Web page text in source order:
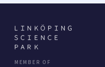
MEMBER OF